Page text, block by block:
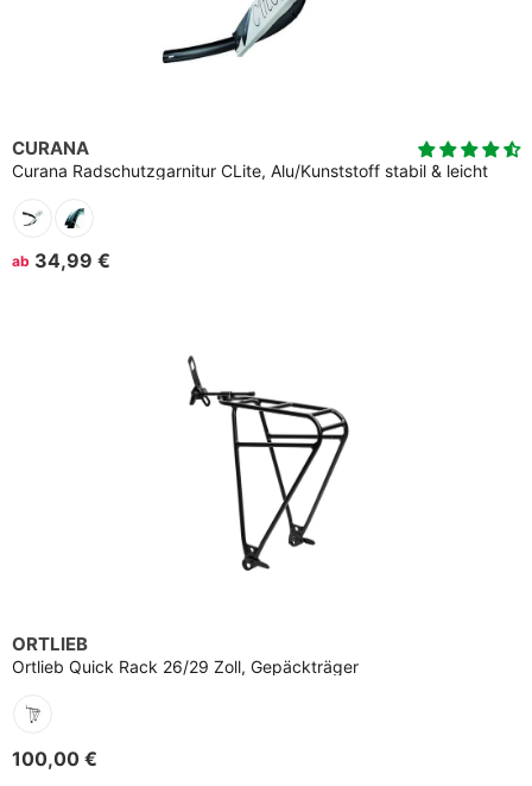
CURANA
Curana Radschutzgarnitur CLite, Alu/Kunststoff stabil & leicht
ab 34,99 €
ORTLIEB
Ortlieb Quick Rack 26/29 Zoll, Gepäckträger
100,00 €